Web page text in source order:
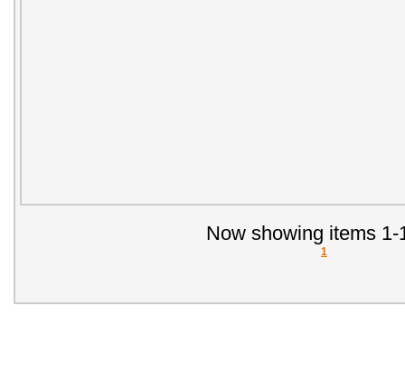
Now showing items 1-
1